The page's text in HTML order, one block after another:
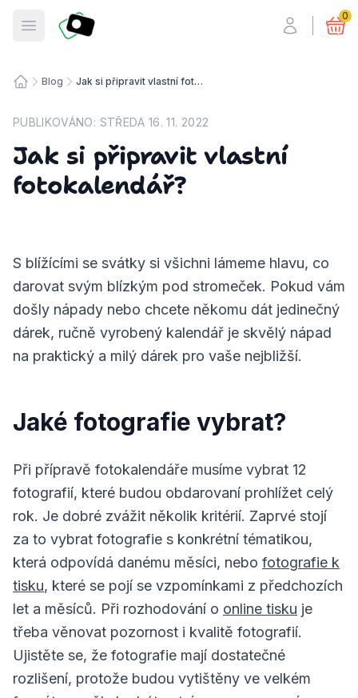
Otevřít menu
Fotosmart 0
Blog Jak si připravit vlastní fotokalendář?
PUBLIKOVÁNO: STŘEDA 16. 11. 2022
Jak si připravit vlastní
fotokalendář?
S blížícími se svátky si všichni lámeme hlavu, co
darovat svým blízkým pod stromeček. Pokud vám
došly nápady nebo chcete někomu dát jedinečný
dárek, ručně vyrobený kalendář je skvělý nápad
na praktický a milý dárek pro vaše nejbližší.
Jaké fotografie vybrat?
Při přípravě fotokalendáře musíme vybrat 12
fotografií, které budou obdarovaní prohlížet celý
rok. Je dobré zvážit několik kritérií. Zaprvé stojí
za to vybrat fotografie s konkrétní tématikou,
která odpovídá danému měsíci, nebo fotografie k
tisku, které se pojí se vzpomínkami z předchozích
let a měsíců. Při rozhodování o online tisku je
třeba věnovat pozornost i kvalitě fotografií.
Ujistěte se, že fotografie mají dostatečné
rozlišení, protože budou vytištěny ve velkém